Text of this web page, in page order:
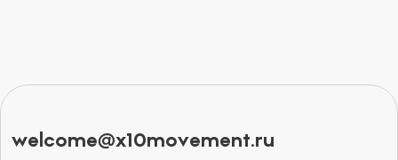
welcome@x10movement.ru